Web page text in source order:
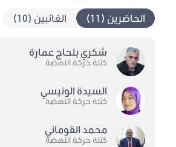
الحاضرين (11) الغائبين (10)
شكري بلحاج عمارة
كتلة حركة النهضة
السيدة الونيسي
كتلة حركة النهضة
محمد القوماني
كتلة حركة النهضة